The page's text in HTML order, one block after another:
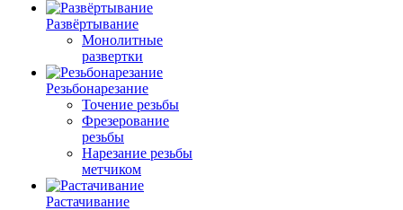
Развёртывание
Монолитные
развертки
Резьбонарезание
Точение резьбы
Фрезерование
резьбы
Нарезание резьбы
метчиком
Растачивание